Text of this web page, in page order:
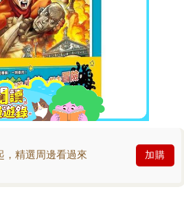
精選周邊看過來 加購